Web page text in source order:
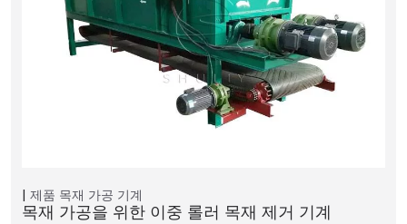
제품 목재 가공 기계
목재 가공을 위한 이중 롤러 목재 제거 기계